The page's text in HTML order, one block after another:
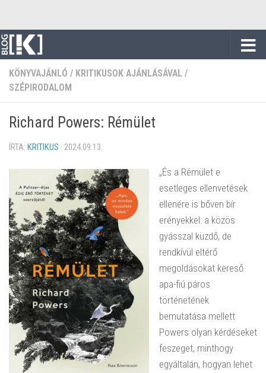
KÖNYVAJÁNLÓ / KRITIKUSOK AJÁNLÁSÁVAL /
SZÉPIRODALOM
Richard Powers: Rémület
ÍRTA: KRITIKUS · 2024.09.13.
„És a Rémület e
esetleges ellenvetések
ellenére is bőven bír
erényekkel: a közös
gyásszal küzdő, de
rendkívül eltérő
megoldásokat kereső
apa-fiú páros
történetének
bemutatása mellett
Powers olyan kérdéseket
feszeget, minthogy
egyáltalán, hogyan lehet